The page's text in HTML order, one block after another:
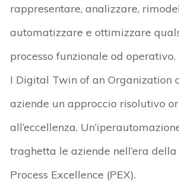
rappresentare, analizzare,
automatizzare e ottimizzare
processo funzionale od operativo.
I Digital Twin of an Organization
aziende un approccio risolutivo
all’eccellenza.
traghetta le aziende nell’era della
Process Excellence (PEX).